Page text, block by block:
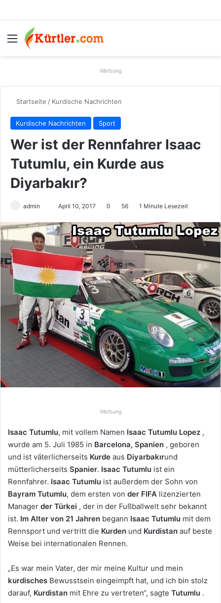
Menü
Werbung
Startseite / Kurdische Nachrichten
Kurdische Nachrichten Sport
Wer ist der Rennfahrer Isaac
Tutumlu, ein Kurde aus
Diyarbakır?
admin
n
d
e
u
s
e
i
n
e
E
M
a
April 10, 2017 0 56 1 Minute Lesezeit
Werbung
Isaac Tutumlu, mit vollem Namen Isaac Tutumlu Lopez ,
wurde am 5. Juli 1985 in Barcelona, Spanien , geboren
und ist väterlicherseits Kurde aus Diyarbakırund
mütterlicherseits Spanier. Isaac Tutumlu ist ein
Rennfahrer. Isaac Tutumlu ist außerdem der Sohn von
Bayram Tutumlu, dem ersten von der FIFA lizenzierten
Manager der Türkei , der in der Fußballwelt sehr bekannt
ist. Im Alter von 21 Jahren begann Isaac Tutumlu mit dem
Rennsport und vertritt die Kurden und Kurdistan auf beste
Weise bei internationalen Rennen.
„Es war mein Vater, der mir meine Kultur und mein
kurdisches Bewusstsein eingeimpft hat, und ich bin stolz
darauf, Kurdistan mit Ehre zu vertreten“, sagte Tutumlu .